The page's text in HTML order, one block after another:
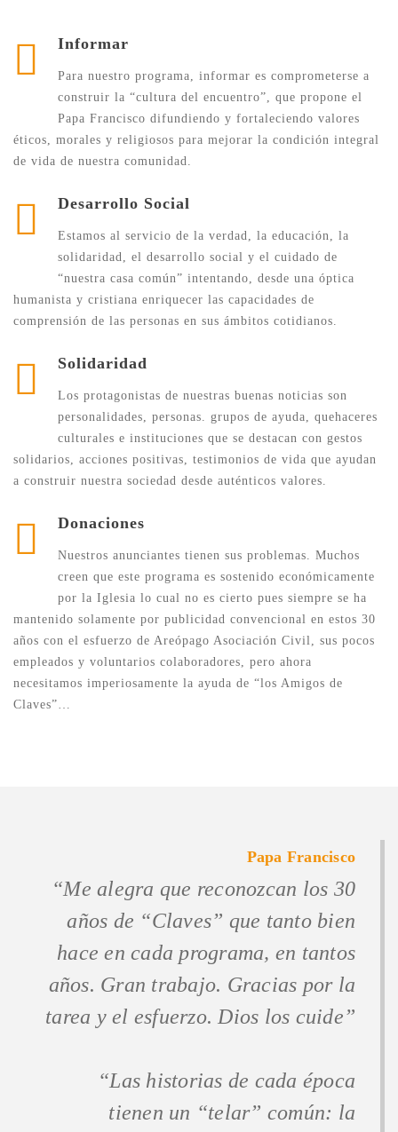
Informar
Para nuestro programa, informar es comprometerse a
construir la “cultura del encuentro”, que propone el
Papa Francisco difundiendo y fortaleciendo valores
éticos, morales y religiosos para mejorar la condición integral
de vida de nuestra comunidad.
Desarrollo Social
Estamos al servicio de la verdad, la educación, la
solidaridad, el desarrollo social y el cuidado de
“nuestra casa común” intentando, desde una óptica
humanista y cristiana enriquecer las capacidades de
comprensión de las personas en sus ámbitos cotidianos.
Solidaridad
Los protagonistas de nuestras buenas noticias son
personalidades, personas. grupos de ayuda, quehaceres
culturales e instituciones que se destacan con gestos
solidarios, acciones positivas, testimonios de vida que ayudan
a construir nuestra sociedad desde auténticos valores.
Donaciones
Nuestros anunciantes tienen sus problemas. Muchos
creen que este programa es sostenido económicamente
por la Iglesia lo cual no es cierto pues siempre se ha
mantenido solamente por publicidad convencional en estos 30
años con el esfuerzo de Areópago Asociación Civil, sus pocos
empleados y voluntarios colaboradores, pero ahora
necesitamos imperiosamente la ayuda de “los Amigos de
Claves”…
Papa Francisco
“Me alegra que reconozcan los 30
años de “Claves” que tanto bien
hace en cada programa, en tantos
años. Gran trabajo. Gracias por la
tarea y el esfuerzo. Dios los cuide”
“Las historias de cada época
tienen un “telar” común: la